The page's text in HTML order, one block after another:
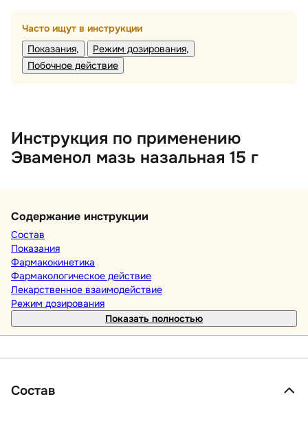
Часто ищут в инструкции
Показания
Режим дозирования
Побочное действие
Инструкция по применению
Эваменол мазь назальная 15 г
Содержание инструкции
Состав
Показания
Фармакокинетика
Фармакологическое действие
Лекарственное взаимодействие
Режим дозирования
Показать полностью
Состав